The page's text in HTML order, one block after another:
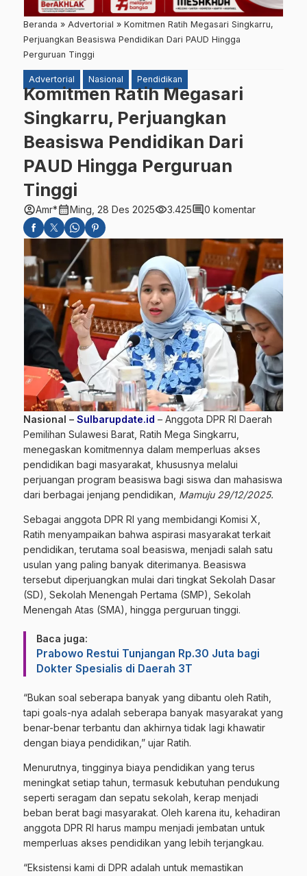
Beranda » Advertorial » Komitmen Ratih Megasari Singkarru,
Perjuangkan Beasiswa Pendidikan Dari PAUD Hingga
Perguruan Tinggi
Advertorial Nasional Pendidikan
Komitmen Ratih Megasari
Singkarru, Perjuangkan
Beasiswa Pendidikan Dari
PAUD Hingga Perguruan
Tinggi
account_circleAmr*calendar_monthMing, 28 Des 2025visibility3.425comment0 komentar
Nasional – Sulbarupdate.id – Anggota DPR RI Daerah
Pemilihan Sulawesi Barat, Ratih Mega Singkarru,
menegaskan komitmennya dalam memperluas akses
pendidikan bagi masyarakat, khususnya melalui
perjuangan program beasiswa bagi siswa dan mahasiswa
dari berbagai jenjang pendidikan, Mamuju 29/12/2025.
Sebagai anggota DPR RI yang membidangi Komisi X,
Ratih menyampaikan bahwa aspirasi masyarakat terkait
pendidikan, terutama soal beasiswa, menjadi salah satu
usulan yang paling banyak diterimanya. Beasiswa
tersebut diperjuangkan mulai dari tingkat Sekolah Dasar
(SD), Sekolah Menengah Pertama (SMP), Sekolah
Menengah Atas (SMA), hingga perguruan tinggi.
Baca juga:
Prabowo Restui Tunjangan Rp.30 Juta bagi
Dokter Spesialis di Daerah 3T
“Bukan soal seberapa banyak yang dibantu oleh Ratih,
tapi goals-nya adalah seberapa banyak masyarakat yang
benar-benar terbantu dan akhirnya tidak lagi khawatir
dengan biaya pendidikan,” ujar Ratih.
Menurutnya, tingginya biaya pendidikan yang terus
meningkat setiap tahun, termasuk kebutuhan pendukung
seperti seragam dan sepatu sekolah, kerap menjadi
beban berat bagi masyarakat. Oleh karena itu, kehadiran
anggota DPR RI harus mampu menjadi jembatan untuk
memperluas akses pendidikan yang lebih terjangkau.
“Eksistensi kami di DPR adalah untuk memastikan